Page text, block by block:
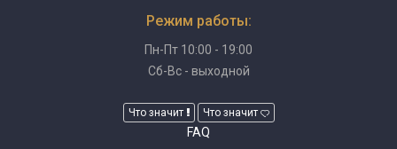
Режим работы:
Пн-Пт 10:00 - 19:00
Сб-Вс - выходной
Что значит Что значит
FAQ